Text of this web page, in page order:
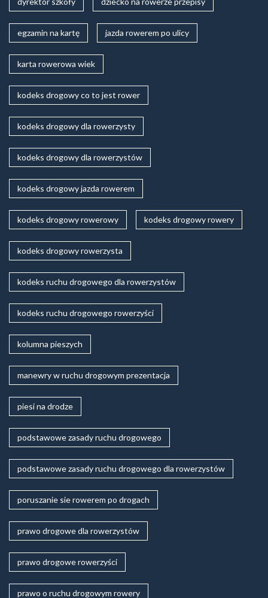
egzamin na kartę jazda rowerem po ulicy
karta rowerowa wiek
kodeks drogowy co to jest rower
kodeks drogowy dla rowerzysty
kodeks drogowy dla rowerzystów
kodeks drogowy jazda rowerem
kodeks drogowy rowerowy kodeks drogowy rowery
kodeks drogowy rowerzysta
kodeks ruchu drogowego dla rowerzystów
kodeks ruchu drogowego rowerzyści
kolumna pieszych
manewry w ruchu drogowym prezentacja
piesi na drodze
podstawowe zasady ruchu drogowego
podstawowe zasady ruchu drogowego dla rowerzystów
poruszanie sie rowerem po drogach
prawo drogowe dla rowerzystów
prawo drogowe rowerzyści
prawo o ruchu drogowym rowery